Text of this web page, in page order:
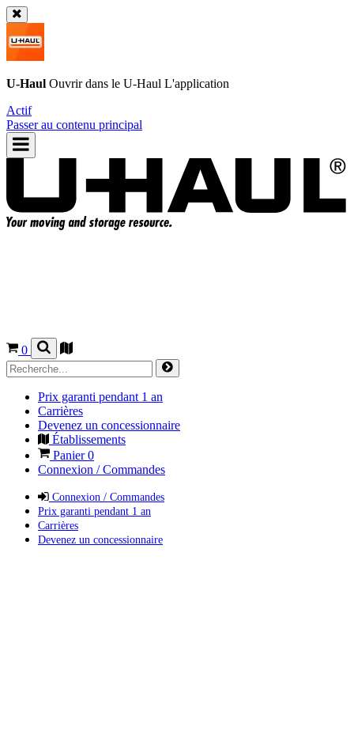
U-Haul Ouvrir dans le U-Haul L'application
Actif
Passer au contenu principal
0
Prix garanti pendant 1 an
Carrières
Devenez un concessionnaire
Établissements
Panier0
Connexion / Commandes
Connexion / Commandes
Prix garanti pendant 1 an
Carrières
Devenez un concessionnaire